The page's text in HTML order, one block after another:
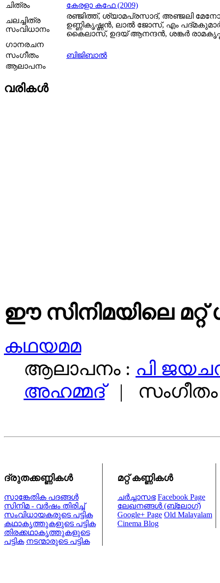
ചിത്രം
കേരളാ കഫേ (2009)
ചലച്ചിത്ര
സംവിധാനം
രഞ്ജിത്ത്, ശ്യാമപ്രസാദ്, അഞ്ജലി
ഉണ്ണികൃഷ്ണൻ, ലാല്‍ ജോസ്, എം പദ്മകുമാര്‍,
കൈലാസ്, ഉദയ് ആനന്ദന്‍, ശങ്കർ
ഗാനരചന
സംഗീതം
ബിജിബാല്‍
ആലാപനം
വരികള്‍
ഈ സിനിമയിലെ
കഥയമമ
ആലാപനം : പി
അഹമ്മദ്|
ദ്രുതക്കണ്ണികള്‍
സാങ്കേതിക പദങ്ങള്‍
സിനിമ - വര്‍ഷം തിരിച്ച്
സംവിധായകരുടെ പട്ടിക
കഥാകൃത്തുകളുടെ പട്ടിക
തിരക്കഥാകൃത്തുകളുടെ
പട്ടിക നടന്മാരുടെ പട്ടിക
മറ്റ് കണ്ണികള്‍
ചര്‍ച്ചാസഭ Facebook Page
ലേഖനങ്ങള്‍ (ബ്ലോഗ്)
Google+ Page Old Malayalam
Cinema Blog